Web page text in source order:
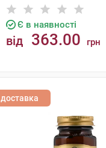
Є в наявності
від 363.00 грн
доставка